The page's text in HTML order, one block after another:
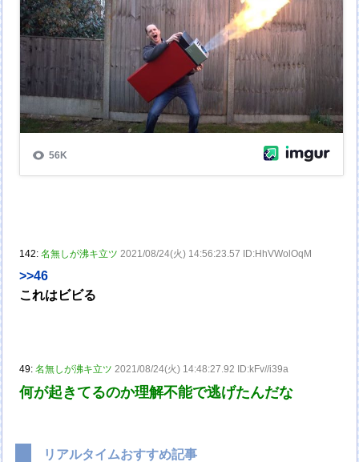
142:名無しが沸キ立ツ 2021/08/24(火) 14:56:23.57 ID:HhVWolOqM
>>46
これはビビる
49:名無しが沸キ立ツ 2021/08/24(火) 14:48:27.92 ID:kFv//i39a
何が起きてるのか理解不能で逃げたんだな
リアルタイムおすすめ記事